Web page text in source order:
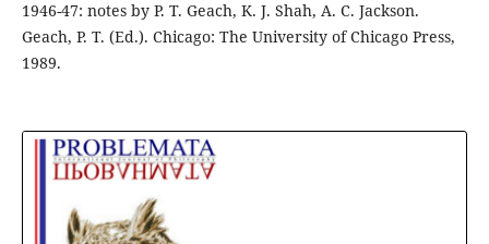
1946-47: notes by P. T. Geach, K. J. Shah, A. C. Jackson.
Geach, P. T. (Ed.). Chicago: The University of Chicago Press,
1989.